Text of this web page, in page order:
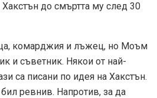
до смъртта му след 30
комарджия и лъжец, но Моъм
и съветник. Някои от най-
са писани по идея на Хакстън.
ревнив. Напротив, за да